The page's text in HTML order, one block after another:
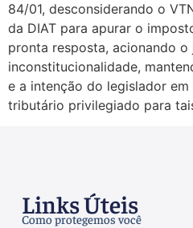
84/01, desconsiderando o
da DIAT para apurar o
pronta resposta, acionando
inconstitucionalidade,
e a intenção do legislador
tributário privilegiado para
Links Úteis
Como protegemos você